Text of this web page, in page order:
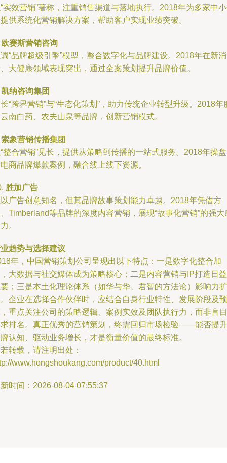
实效营销”著称，注重销售渠道与落地执行。2018年为多家中
供系统化营销解决方案，帮助客户实现业绩突破。
欧赛斯营销咨询
“品牌超级引擎”模型，整合数字化与品牌建设。2018年在新消
大健康领域表现突出，通过全案策划提升品牌价值。
凯纳咨询集团
“跨界营销”与“生态化策划”，助力传统企业转型升级。2018年
南白药、农夫山泉等品牌，创新营销模式。
索象营销传播集团
整合营销”见长，提供从策略到传播的一站式服务。2018年操
商品牌爆款案例，融合线上线下资源。
胜加广告
广告创意知名，但其品牌故事策划能力卓越。2018年凭借方
Timberland等品牌的深度内容营销，展现“故事化营销”的强大
。
趋势与选择建议
年，中国营销策划公司呈现出以下特点：一是数字化整合加
大数据与社交媒体成为策略核心；二是内容营销与IP打造日益
；三是本土化理论体系（如华与华、君智的方法论）影响力扩
企业在选择合作伙伴时，应结合自身行业特性、发展阶段及预
重点关注公司的策略逻辑、案例实效及团队执行力，而非盲目
排名。真正优秀的营销策划，终需回归市场检验——能否提升
认知、驱动业务增长，才是衡量价值的最终标准。
转载，请注明出处：
www.hongshoukang.com/product/40.html
时间：2026-08-04 07:55:37